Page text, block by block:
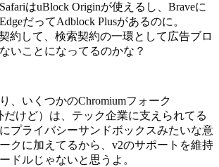
はuBlock Originが使えるし、Braveに
だってAdblock Plusがあるのに。
約して、検索契約の一環として広告ブロ
いことになってるのかな？
、いくつかのChromiumフォーク
だけど）は、テック企業に支えられてる
プライバシーサンドボックスみたいな意
クに加えてるから、v2のサポートを維持
ドルじゃないと思うよ。